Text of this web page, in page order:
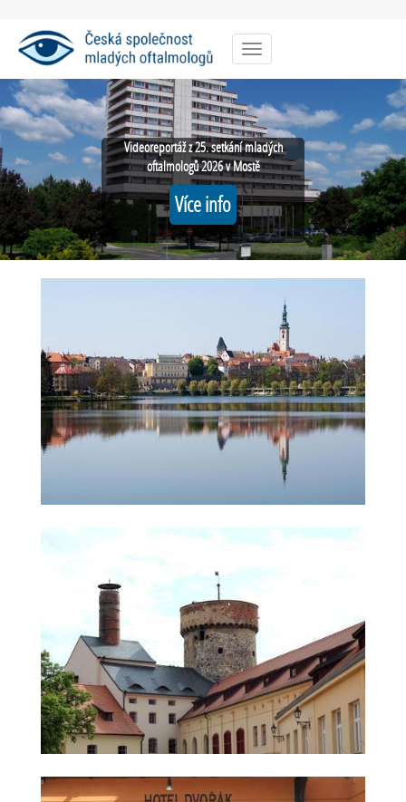
Menu
Videoreportáž z 25. setkání mladých
oftalmologů 2026 v Mostě
Více info